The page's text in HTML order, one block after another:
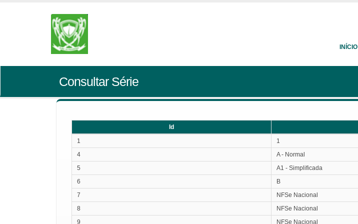
INÍCIO
Consultar Série
Id
1
1
4
A - Normal
5
A1 - Simplificada
6
B
7
NFSe Nacional
8
NFSe Nacional
9
NFSe Nacional